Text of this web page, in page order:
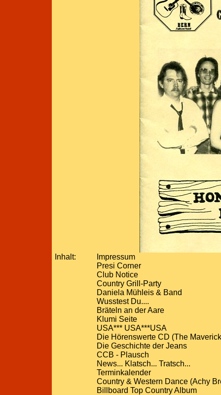
Inhalt:
Impressum
Presi Corner
Club Notice
Country Grill-Party
Daniela Mühleis & Band
Wusstest Du....
Bräteln an der Aare
Klumi Seite
USA*** USA***USA
Die Hörenswerte CD (The
Die Geschichte der Jeans
CCB - Plausch
News... Klatsch... Tratsch...
Terminkalender
Country & Western Dance (Achy
Billboard Top Country Album